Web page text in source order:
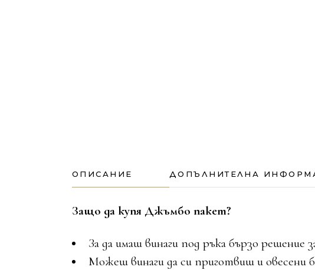
ОПИСАНИЕ ДОПЪЛНИТЕЛНА
Защо да купя Джъмбо пакет?
За да имаш винаги под ръка бързо решение
Можеш винаги да си приготвиш и овесени